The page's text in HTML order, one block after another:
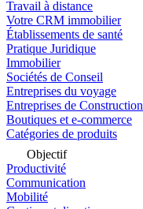
Travail à distance
Votre CRM immobilier
Établissements de santé
Pratique Juridique
Immobilier
Sociétés de Conseil
Entreprises du voyage
Entreprises de Construction
Boutiques et e-commerce
Catégories de produits
Objectif
Productivité
Communication
Mobilité